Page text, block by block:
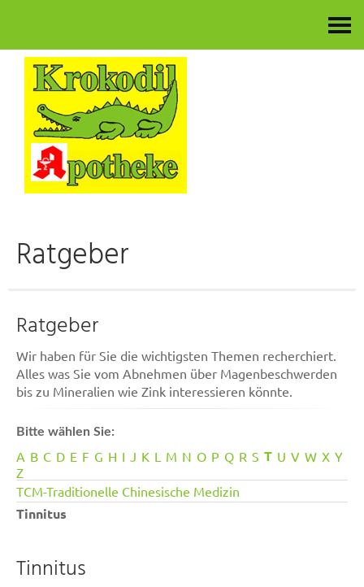
Ratgeber
Ratgeber
Wir haben für Sie die wichtigsten Themen recherchiert.
Alles was Sie vom Abnehmen über Magenbeschwerden
bis zu Mineralien wie Zink interessieren könnte.
Bitte wählen Sie:
A B C D E F G H I J K L M N O P Q R S T U V W X Y
Z
TCM-Traditionelle Chinesische Medizin
Tinnitus
Tinnitus